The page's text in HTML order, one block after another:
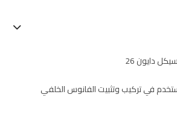
دايون 26
في تركيب وتثبيت الفانوس الخلفي